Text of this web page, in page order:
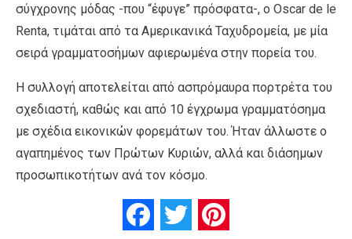
σύγχρονης μόδας -που “έφυγε” πρόσφατα-, ο Oscar de le
Renta, τιμάται από τα Αμερικανικά Ταχυδρομεία, με μία
σειρά γραμματοσήμων αφιερωμένα στην πορεία του.
Η συλλογή αποτελείται από ασπρόμαυρα πορτρέτα του
σχεδιαστή, καθώς και από 10 έγχρωμα γραμματόσημα
με σχέδια εικονικών φορεμάτων του. Ήταν άλλωστε ο
αγαπημένος των Πρώτων Κυριών, αλλά και διάσημων
προσωπικοτήτων ανά τον κόσμο.
FacebookTwitter